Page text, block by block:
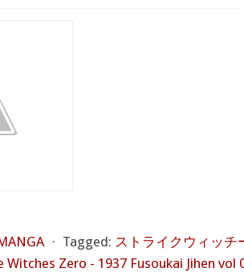
⋅ Tagged: ストライクウィッチ
Witches Zero - 1937 Fusoukai Jihen vol